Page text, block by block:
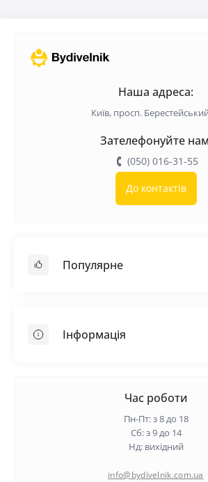
Наша адреса:
Київ, просп.
Зателефонуйте
(050) 016-31-55
До контактів
Популярне
Самовирівнююча суміш
Інформація
Гарантія та повернення
Політика конфіденційності
Час роботи
Пн-Пт: з 8 до 18
Сб: з 9 до 14
Нд: вихідний
info@bydivelnik.com.ua